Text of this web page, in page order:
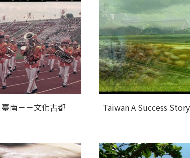
臺南－－文化古都 Taiwan A Success Story